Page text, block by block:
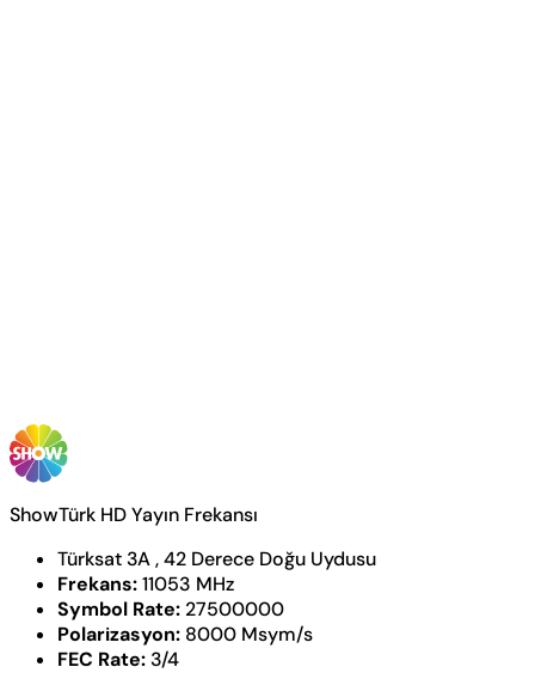
ShowTürk HD Yayın Frekansı
Türksat 3A , 42 Derece Doğu Uydusu
Frekans:11053 MHz
Symbol Rate: 27500000
Polarizasyon: 8000 Msym/s
FEC Rate: 3/4